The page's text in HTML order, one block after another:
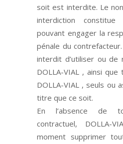
soit est interdite. Le
interdiction constitue
pouvant engager la
pénale du
interdit d’utiliser ou de
DOLLA-VIAL , ainsi
DOLLA-VIAL , seuls ou
titre que ce soit.
En l’absence de
contractuel,
moment supprimer